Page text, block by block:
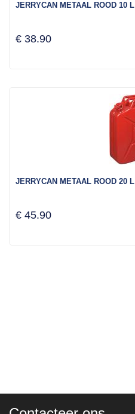
JERRYCAN METAAL ROOD 10 L
€ 38.90
JERRYCAN METAAL ROOD 20 L
€ 45.90